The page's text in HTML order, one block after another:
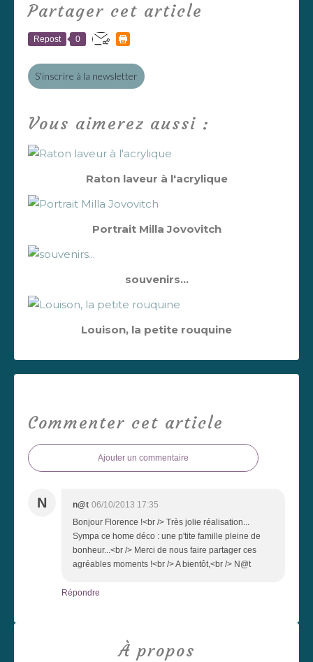
Partager cet article
Repost 0
S'inscrire à la newsletter
Vous aimerez aussi :
Raton laveur à l'acrylique
Portrait Milla Jovovitch
souvenirs...
Louison, la petite rouquine
Commenter cet article
Ajouter un commentaire
N n@t 06/10/2013 17:35
Bonjour Florence !<br /> Très jolie réalisation...
Sympa ce home déco : une p'tite famille pleine de
bonheur...<br /> Merci de nous faire partager ces
agréables moments !<br /> A bientôt,<br /> N@t
Répondre
À propos